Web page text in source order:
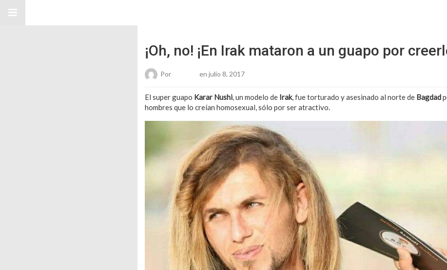
¡Oh, no! ¡En Irak mataron a un guapo por
Por en julio 8, 2017
El super guapo Karar Nushi, un modelo de Irak, fue torturado y asesinado al norte de Bagdad
hombres que lo creían homosexual, sólo por ser atractivo.